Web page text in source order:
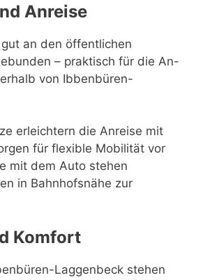
Anreise
an den öffentlichen
– praktisch für die An-
von Ibbenbüren-
erleichtern die Anreise mit
für flexible Mobilität vor
mit dem Auto stehen
in Bahnhofsnähe zur
Komfort
Laggenbeck stehen